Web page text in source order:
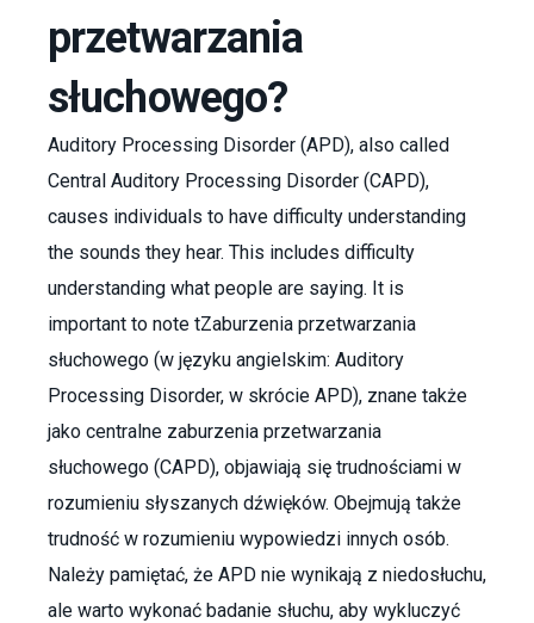
przetwarzania
słuchowego?
Auditory Processing Disorder (APD), also called
Central Auditory Processing Disorder (CAPD),
causes individuals to have difficulty understanding
the sounds they hear. This includes difficulty
understanding what people are saying. It is
important to note tZaburzenia przetwarzania
słuchowego (w języku angielskim: Auditory
Processing Disorder, w skrócie APD), znane także
jako centralne zaburzenia przetwarzania
słuchowego (CAPD), objawiają się trudnościami w
rozumieniu słyszanych dźwięków. Obejmują także
trudność w rozumieniu wypowiedzi innych osób.
Należy pamiętać, że APD nie wynikają z niedosłuchu,
ale warto wykonać badanie słuchu, aby wykluczyć